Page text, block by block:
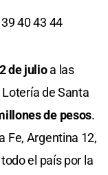
40 43 44
de julioa las
de Santa
de pesos.
Fe, Argentina 12,
el país por la